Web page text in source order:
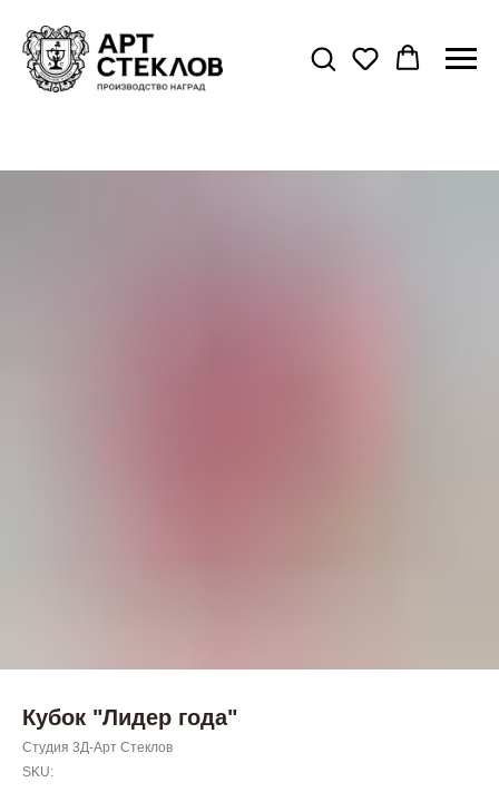
Кубок "Лидер года"
Студия 3Д-Арт Стеклов
SKU: